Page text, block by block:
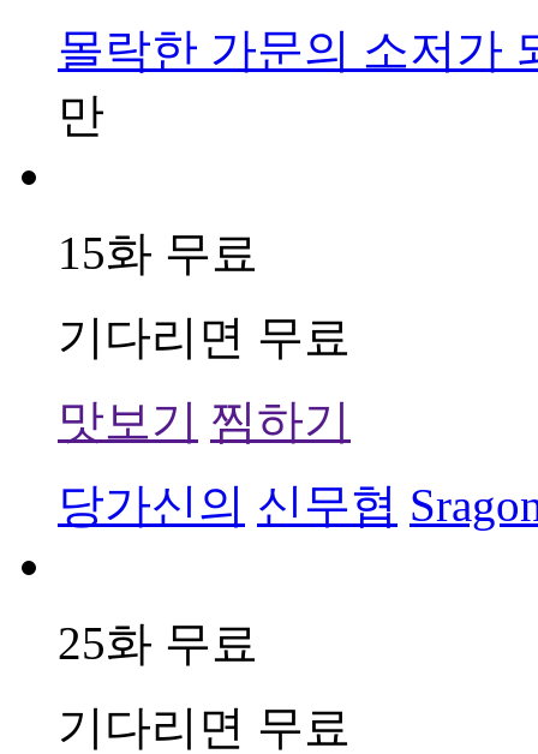
몰락한 가문의 소저가
만
15화 무료
기다리면 무료
맛보기 찜하기
당가신의 신무협
25화 무료
기다리면 무료